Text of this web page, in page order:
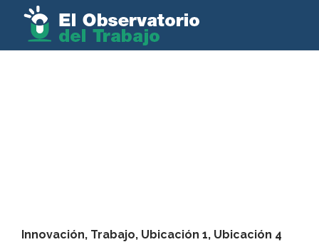
Innovación, Trabajo, Ubicación 1, Ubicación 4